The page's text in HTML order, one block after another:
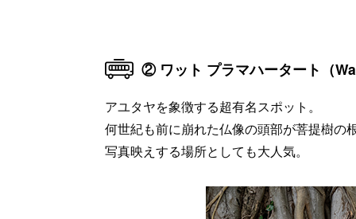
② ワット プラマハータート（
アユタヤを象徴する超有名スポット。
何世紀も前に崩れた仏像の頭部が菩提樹の
写真映えする場所としても大人気。